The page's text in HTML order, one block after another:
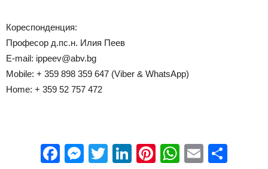
Кореспонденция:
Професор д.пс.н. Илия Пеев
E-mail: ippeev@abv.bg
Mobile: + 359 898 359 647 (Viber & WhatsApp)
Home: + 359 52 757 472
Facebook
Messenger
Twitter
LinkedIn
Pinterest
WhatsApp
Email